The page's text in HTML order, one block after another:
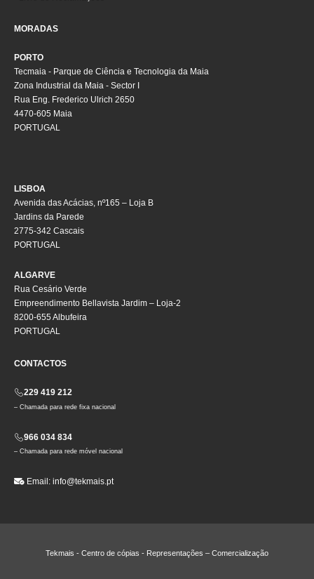
MORADAS
PORTO
Tecmaia - Parque de Ciência e Tecnologia da Maia
Zona Industrial da Maia - Sector I
Rua Eng. Frederico Ulrich 2650
4470-605 Maia
PORTUGAL
LISBOA
Avenida das Acácias, nº165 – Loja B
Jardins da Parede
2775-342 Cascais
PORTUGAL
ALGARVE
Rua Cesário Verde
Empreendimento Bellavista Jardim – Loja-2
8200-655 Albufeira
PORTUGAL
CONTACTOS
229 419 212
– Chamada para rede fixa nacional
966 034 834
– Chamada para rede móvel nacional
Email: info@tekmais.pt
Tekmais - Centro de cópias - Representações – Comercialização